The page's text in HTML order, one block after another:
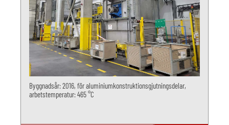
Byggnadsår: 2016, för aluminiumkonstruktionsgjutningsdelar,
arbetstemperatur: 465 °C